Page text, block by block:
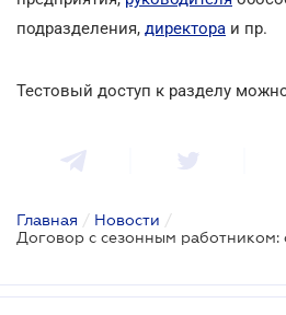
подразделения, директора и пр.
Тестовый доступ к разделу
Главная / Новости /